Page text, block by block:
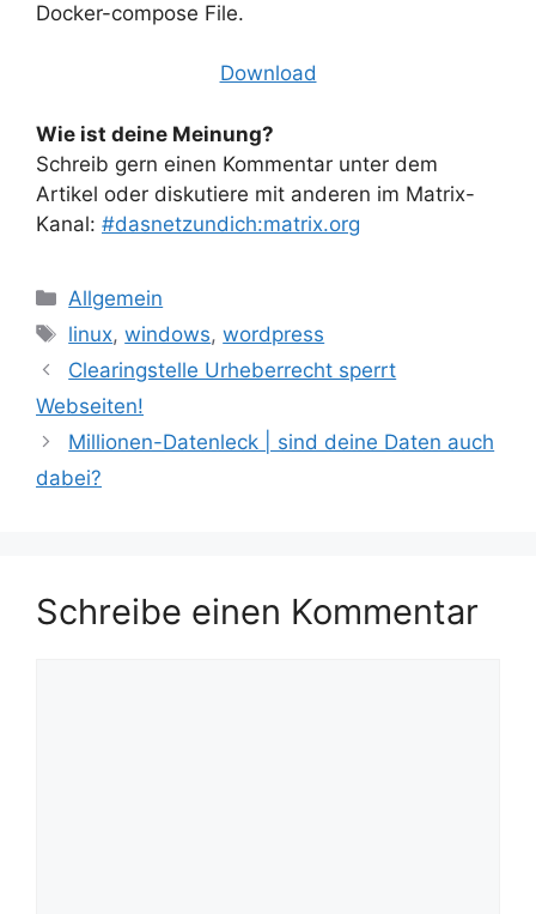
Docker-compose File.
Download
Wie ist deine Meinung?
Schreib gern einen Kommentar unter dem
Artikel oder diskutiere mit anderen im Matrix-
Kanal: #dasnetzundich:matrix.org
Kategorien
Allgemein
Schlagwörter
linux,windows,wordpress
Clearingstelle Urheberrecht sperrt
Webseiten!
Millionen-Datenleck | sind deine Daten auch
dabei?
Schreibe einen Kommentar